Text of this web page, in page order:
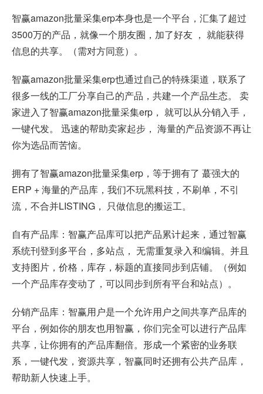
智赢amazon批量采集erp本身也是一个平台，汇集了超过
3500万的产品，就像一个朋友圈，加了好友 ， 就能获得
信息的共享。（需对方同意）。
智赢amazon批量采集erp也通过自己的特殊渠道，联系了
很多一线的工厂分享自己的产品，共建一个产品生态。 卖
家进入了智赢amazon批量采集erp， 就可以从分销入手，
一键代发。 迅速的帮助卖家起步， 海量的产品资源不再让
你为选品而苦恼。
拥有了智赢amazon批量采集erp，等于拥有了 蕞强大的
ERP + 海量的产品库，我们不玩黑科技，不刷单，不引
流，不合并LISTING， 只做信息的搬运工。
自有产品库：智赢产品库可以把产品累计起来，通过智赢
系统刊登到多平台，多站点， 无需重复录入和编辑。并且
支持图片，价格，库存，标题的直接同步到店铺。（例如
一个产品库存变动了，可以同步到所有平台和站点）。
分销产品库：智赢用户是一个允许用户之间共享产品库的
平台，例如你的朋友也用智赢，你们完全可以进行产品库
共享，让你拥有的产品库翻倍。形成一个紧密的业务联
系，一键代发，资源共享，智赢同时还拥有公共产品库，
帮助新人快速上手。